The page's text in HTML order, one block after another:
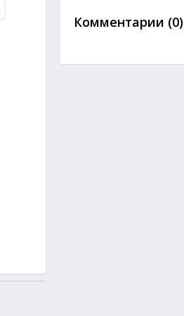
Комментарии (0)